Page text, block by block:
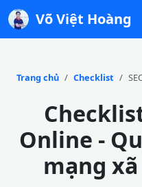
Võ Việt Hoàng
Trang chủ Checklist
Online -
mạng